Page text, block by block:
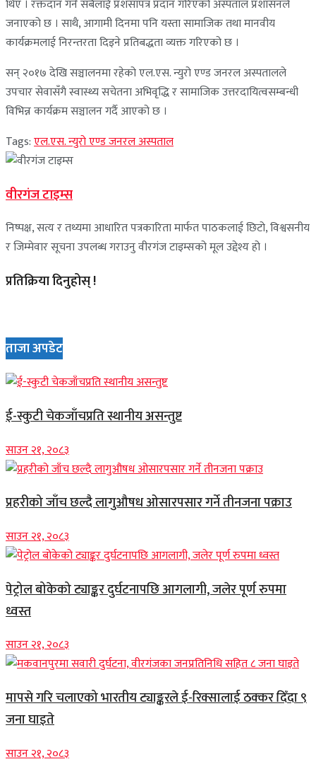
थिए । रक्तदान गर्ने सबैलाई प्रशंसापत्र प्रदान गरिएको अस्पताल प्रशासनले
जनाएको छ । साथै, आगामी दिनमा पनि यस्ता सामाजिक तथा मानवीय
कार्यक्रमलाई निरन्तरता दिइने प्रतिबद्धता व्यक्त गरिएको छ ।
सन् २०१७ देखि सञ्चालनमा रहेको एल.एस. न्युरो एण्ड जनरल अस्पतालले
उपचार सेवासँगै स्वास्थ्य सचेतना अभिवृद्धि र सामाजिक उत्तरदायित्वसम्बन्धी
विभिन्न कार्यक्रम सञ्चालन गर्दै आएको छ ।
Tags:एल.एस. न्युरो एण्ड जनरल अस्पताल
वीरगंज टाइम्स
निष्पक्ष, सत्य र तथ्यमा आधारित पत्रकारिता मार्फत पाठकलाई छिटो, विश्वसनीय
र जिम्मेवार सूचना उपलब्ध गराउनु वीरगंज टाइम्सको मूल उद्देश्य हो ।
प्रतिक्रिया दिनुहोस् !
ताजा अपडेट
ई-स्कुटी चेकजाँचप्रति स्थानीय असन्तुष्ट
साउन २१, २०८३
प्रहरीको जाँच छल्दै लागुऔषध ओसारपसार गर्ने तीनजना पक्राउ
साउन २१, २०८३
पेट्रोल बोकेको ट्याङ्कर दुर्घटनापछि आगलागी, जलेर पूर्ण रुपमा
ध्वस्त
साउन २१, २०८३
मापसे गरि चलाएको भारतीय ट्याङ्करले ई-रिक्सालाई ठक्कर दिँदा ९
जना घाइते
साउन २१, २०८३